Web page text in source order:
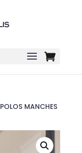
POLOS MANCHES